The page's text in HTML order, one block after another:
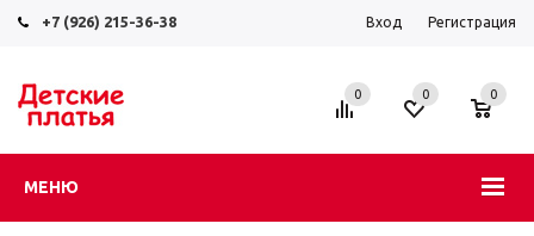
+7 (926) 215-36-38 Вход Регистрация
МЕНЮ
0 0 0